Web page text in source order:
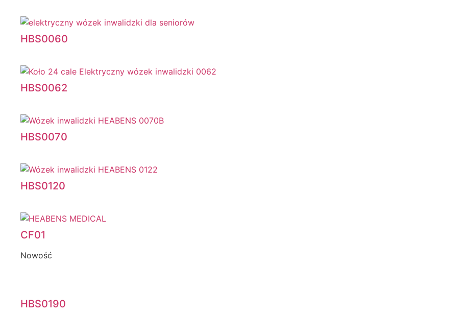
HBS0060
HBS0062
HBS0070
HBS0120
CF01
Nowość
HBS0190